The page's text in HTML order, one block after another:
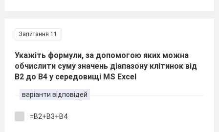
Запитання 11
Укажіть формули, за допомогою яких можна
обчислити суму значень діапазону клітинок від
В2 до В4 у середовищі MS Excel
варіанти відповідей
=B2+B3+B4